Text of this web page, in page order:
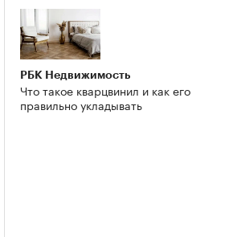
РБК Недвижимость
Что такое кварцвинил и как его
правильно укладывать